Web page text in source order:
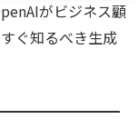
がビジネス顧
ぐ知るべき生成